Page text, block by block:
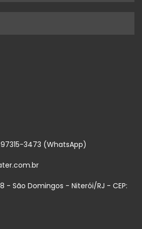
3473 (WhatsApp)
- São Domingos - Niterói/RJ - CEP: